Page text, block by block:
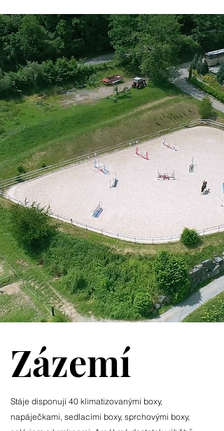
Zázemí
Stáje disponují 40 klimatizovanými boxy,
napáječkami, sedlacími boxy, sprchovými boxy,